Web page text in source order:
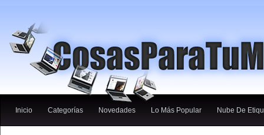
Inicio Categorías Novedades Lo Más Popular Nube De